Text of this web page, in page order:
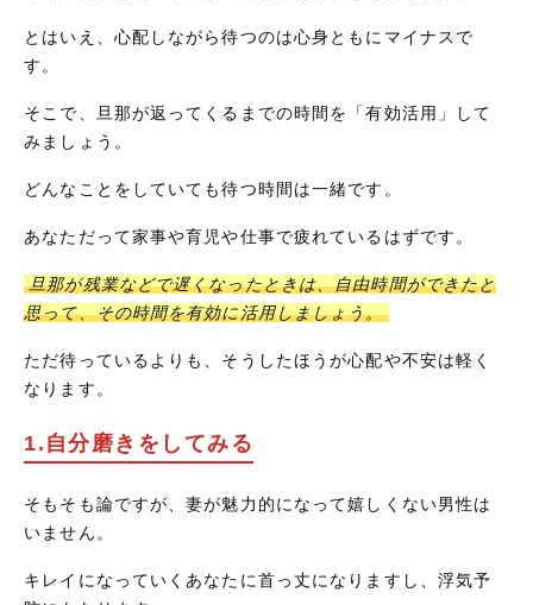
とはいえ、心配しながら待つのは心身ともにマイナスで
す。
そこで、旦那が返ってくるまでの時間を「有効活用」して
みましょう。
どんなことをしていても待つ時間は一緒です。
あなただって家事や育児や仕事で疲れているはずです。
旦那が残業などで遅くなったときは、自由時間ができたと
思って、その時間を有効に活用しましょう。
ただ待っているよりも、そうしたほうが心配や不安は軽く
なります。
1.自分磨きをしてみる
そもそも論ですが、妻が魅力的になって嬉しくない男性は
いません。
キレイになっていくあなたに首っ丈になりますし、浮気予